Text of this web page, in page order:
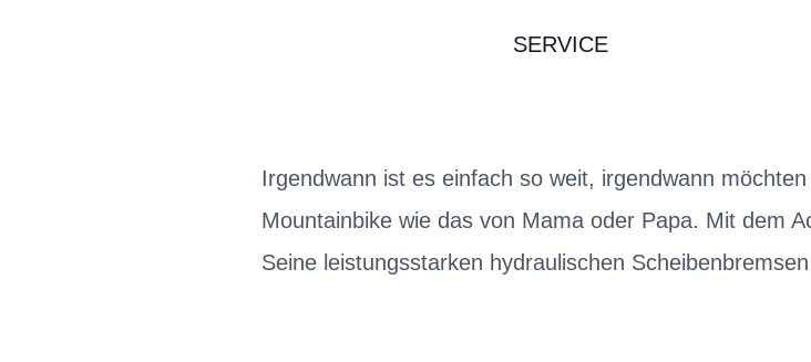
SERVICE
Irgendwann ist es einfach so weit, irgendwann
Mountainbike wie das von Mama oder Papa. Mit dem
Seine leistungsstarken hydraulischen